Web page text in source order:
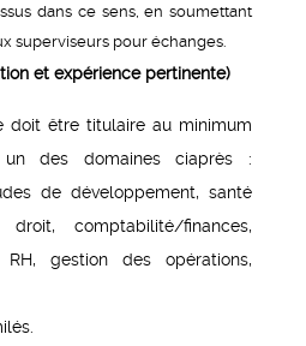
dans ce sens, en soumettant
superviseurs pour échanges.
et expérience pertinente)
doit être titulaire au minimum
un des domaines ciaprès :
de développement, santé
droit, comptabilité/finances,
gestion des opérations,